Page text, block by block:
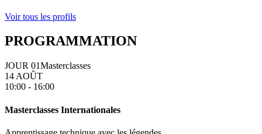
Voir tous les profils
PROGRAMMATION
JOUR 01Masterclasses
14 AOÛT
10:00 - 16:00
Masterclasses Internationales